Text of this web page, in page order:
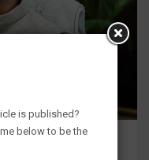
से सफलतापूर्वक
is published?
below to be the